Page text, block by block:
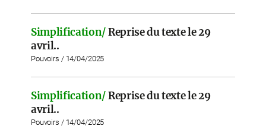
Simplification/Reprise du texte le 29
avril..
Pouvoirs / 14/04/2025
Simplification/Reprise du texte le 29
avril..
Pouvoirs / 14/04/2025